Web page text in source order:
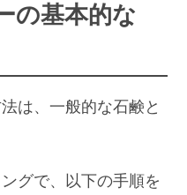
の基本的な
は、一般的な石鹸と
グで、以下の手順を